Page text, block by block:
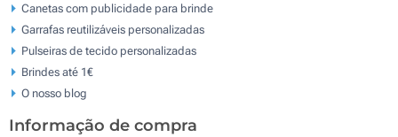
Canetas com publicidade para brinde
Garrafas reutilizáveis personalizadas
Pulseiras de tecido personalizadas
Brindes até 1€
O nosso blog
Informação de compra